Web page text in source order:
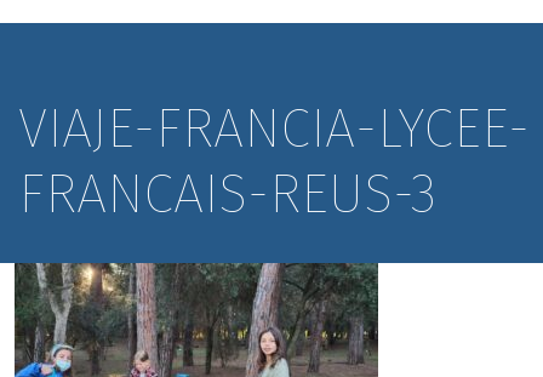
VIAJE-FRANCIA-LYCEE-
FRANCAIS-REUS-3